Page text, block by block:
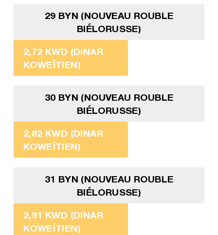
29 BYN (NOUVEAU ROUBLE
BIÉLORUSSE)
2,72 KWD (DINAR
KOWEÏTIEN)
30 BYN (NOUVEAU ROUBLE
BIÉLORUSSE)
2,82 KWD (DINAR
KOWEÏTIEN)
31 BYN (NOUVEAU ROUBLE
BIÉLORUSSE)
2,91 KWD (DINAR
KOWEÏTIEN)